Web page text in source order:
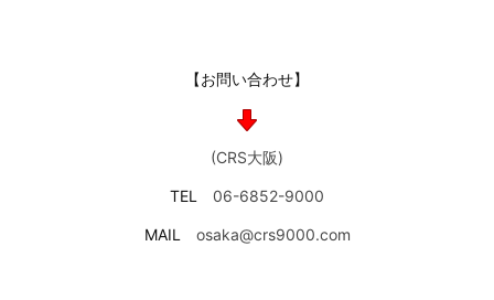
【お問い合わせ】
(CRS大阪)
TEL 06-6852-9000
MAIL osaka@crs9000.com